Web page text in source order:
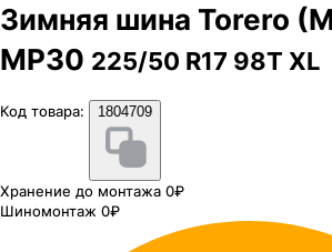
Зимняя шина Torero
MP30 225/50 R17 98T XL
Код товара: 1804709
Хранение до монтажа 0₽
Шиномонтаж 0₽